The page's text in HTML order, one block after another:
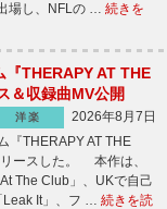
場し、NFLの … 続きを
THERAPY AT THE
＆収録曲MV公開
洋楽
2026年8月7日
『THERAPY AT THE
ースした。 本作は、
The Club」、UKで自己
Leak It」、フ … 続きを読